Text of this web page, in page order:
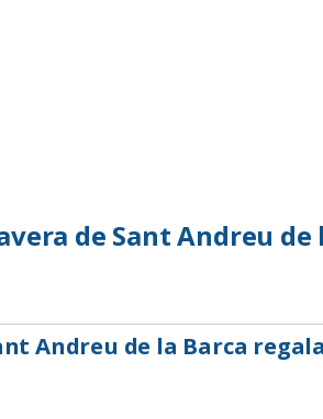
de Sant Andreu
Andreu de la Barca